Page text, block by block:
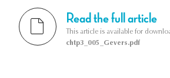
Read the full article
This article is available for
chtp3_005_Gevers.pdf